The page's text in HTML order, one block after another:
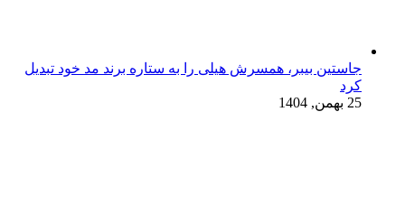
جاستین بیبر، همسرش هیلی را به ستاره برند مد خود تبدیل
کرد
25 بهمن, 1404